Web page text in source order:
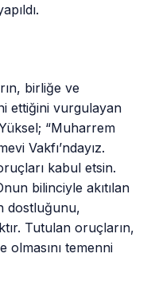
birliğe ve
ettiğini vurgulayan
“Muharrem
Vakfı’ndayız.
kabul etsin.
bilinciyle akıtılan
dostluğunu,
Tutulan oruçların,
olmasını temenni